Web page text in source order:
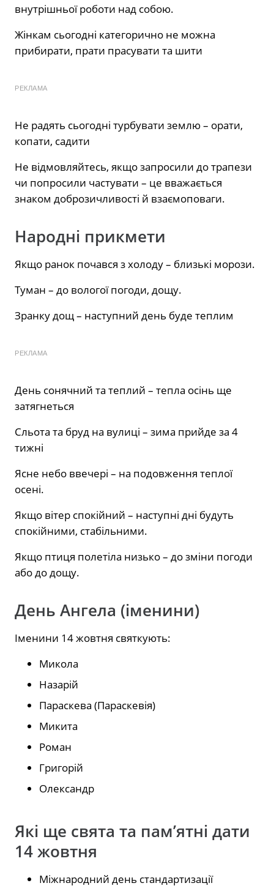
внутрішньої роботи над собою.
Жінкам сьогодні категорично не можна
прибирати, прати прасувати та шити
РЕКЛАМА
Не радять сьогодні турбувати землю – орати,
копати, садити
Не відмовляйтесь, якщо запросили до трапези
чи попросили частувати – це вважається
знаком доброзичливості й взаємоповаги.
Народні прикмети
Якщо ранок почався з холоду – близькі морози.
Туман – до вологої погоди, дощу.
Зранку дощ – наступний день буде теплим
РЕКЛАМА
День сонячний та теплий – тепла осінь ще
затягнеться
Сльота та бруд на вулиці – зима прийде за 4
тижні
Ясне небо ввечері – на подовження теплої
осені.
Якщо вітер спокійний – наступні дні будуть
спокійними, стабільними.
Якщо птиця полетіла низько – до зміни погоди
або до дощу.
День Ангела (іменини)
Іменини 14 жовтня святкують:
Микола
Назарій
Параскева (Параскевія)
Микита
Роман
Григорій
Олександр
Які ще свята та пам’ятні дати
14 жовтня
Міжнародний день стандартизації